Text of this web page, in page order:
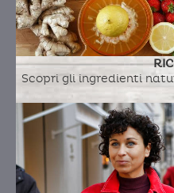
Scopri gli ingredienti